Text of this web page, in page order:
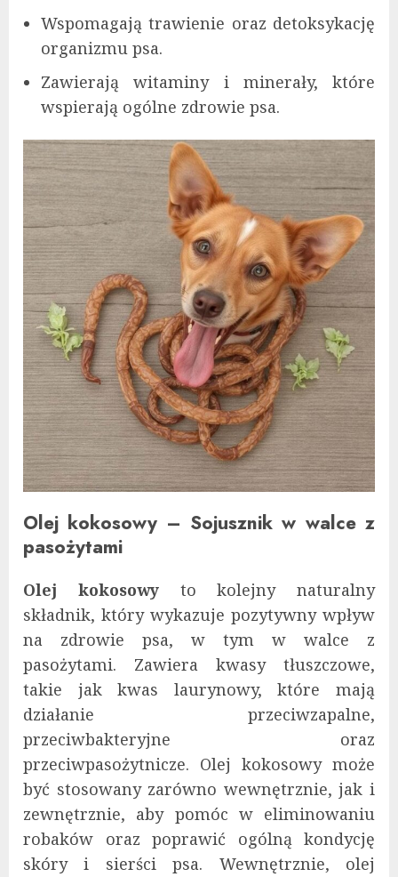
Wspomagają trawienie oraz detoksykację
organizmu psa.
Zawierają witaminy i minerały, które
wspierają ogólne zdrowie psa.
Olej kokosowy – Sojusznik w walce z
pasożytami
Olej kokosowyto kolejny naturalny
składnik, który wykazuje pozytywny wpływ
na zdrowie psa, w tym w walce z
pasożytami. Zawiera kwasy tłuszczowe,
takie jak kwas laurynowy, które mają
działanie przeciwzapalne,
przeciwbakteryjne oraz
przeciwpasożytnicze. Olej kokosowy może
być stosowany zarówno wewnętrznie, jak i
zewnętrznie, aby pomóc w eliminowaniu
robaków oraz poprawić ogólną kondycję
skóry i sierści psa. Wewnętrznie, olej